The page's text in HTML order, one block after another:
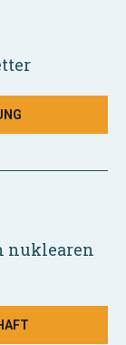
nuklearen